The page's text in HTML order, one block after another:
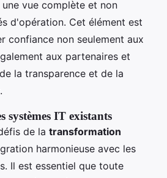
vue complète et non
d'opération. Cet élément est
confiance non seulement aux
aux partenaires et
la transparence et de la
systèmes IT existants
de la transformation
harmonieuse avec les
Il est essentiel que toute